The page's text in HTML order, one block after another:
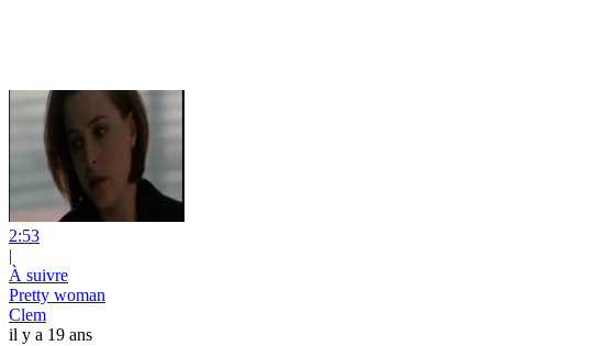
2:53
|
À suivre
Pretty woman
Clem
il y a 19 ans